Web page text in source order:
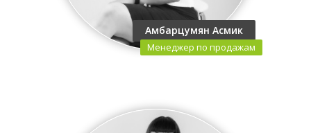
Амбарцумян Асмик
Менеджер по продажам